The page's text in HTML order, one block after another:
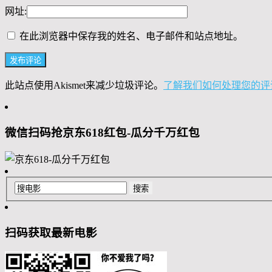
网址:
在此浏览器中保存我的姓名、电子邮件和站点地址。
此站点使用Akismet来减少垃圾评论。 了解我们如何处理您的
微信扫码抢京东618红包-瓜分千万红包
扫码获取最新电影